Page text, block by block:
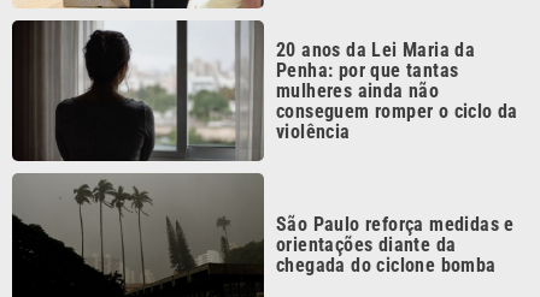
20 anos da Lei Maria da
Penha: por que tantas
mulheres ainda não
conseguem romper o ciclo da
violência
São Paulo reforça medidas e
orientações diante da
chegada do ciclone bomba